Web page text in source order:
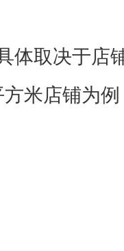
取决于店
米店铺为